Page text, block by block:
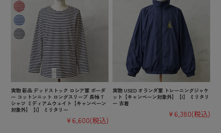
実物 新品 デッドストック ロシア軍 ボーダ
ー コットンニット ロングスリーブ 長袖 T
シャツ ミディアムウェイト【キャンペーン
対象外】【I】 ミリタリー
¥6,600(税込)
実物 USED オランダ軍 トレーニングジャケ
ット【キャンペーン対象外】【I】 ミリタリ
ー 古着
¥6,380(税込)